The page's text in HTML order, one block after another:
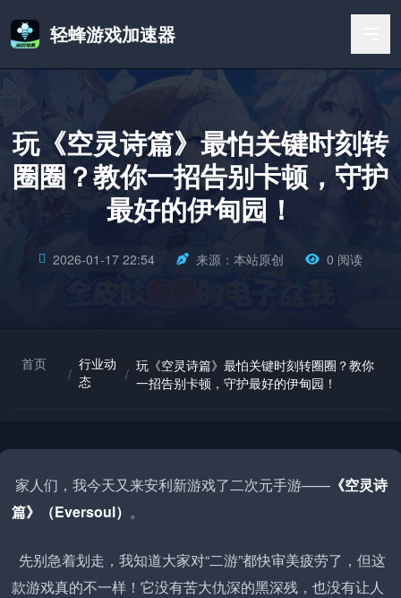
轻蜂游戏加速器
玩《空灵诗篇》最怕关键时刻转
圈圈？教你一招告别卡顿，守护
最好的伊甸园！
2026-01-17 22:54 来源：本站原创 0 阅读
首页
/
行业动
态
/ 玩《空灵诗篇》最怕关键时刻转圈圈？教你
一招告别卡顿，守护最好的伊甸园！
家人们，我今天又来安利新游戏了二次元手游—— 《空灵诗
篇》（Eversoul） 。
先别急着划走，我知道大家对“二游”都快审美疲劳了，但这
款游戏真的不一样！它没有苦大仇深的黑深残，也没有让人